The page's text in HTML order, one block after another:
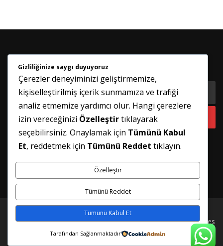
HABER BÜLTENIMIZE KATILIN
Telif hakkı © 2026 İSTANBUL PİMAPEN TAMİRİ–FameThemes
tarafındanOnePressteması
Gizliliğinize saygı duyuyoruz
Çerezler deneyiminizi geliştirmemize,
kişiselleştirilmiş içerik sunmamıza ve trafiği
analiz etmemize yardımcı olur. Hangi çerezlere
izin vereceğinizi Özelleştirtıklayarak
seçebilirsiniz. Onaylamak için Tümünü Kabul
Et, reddetmek için Tümünü Reddet tıklayın.
Özelleştir
Tümünü Reddet
Tümünü Kabul Et
Tarafından Sağlanmaktadır